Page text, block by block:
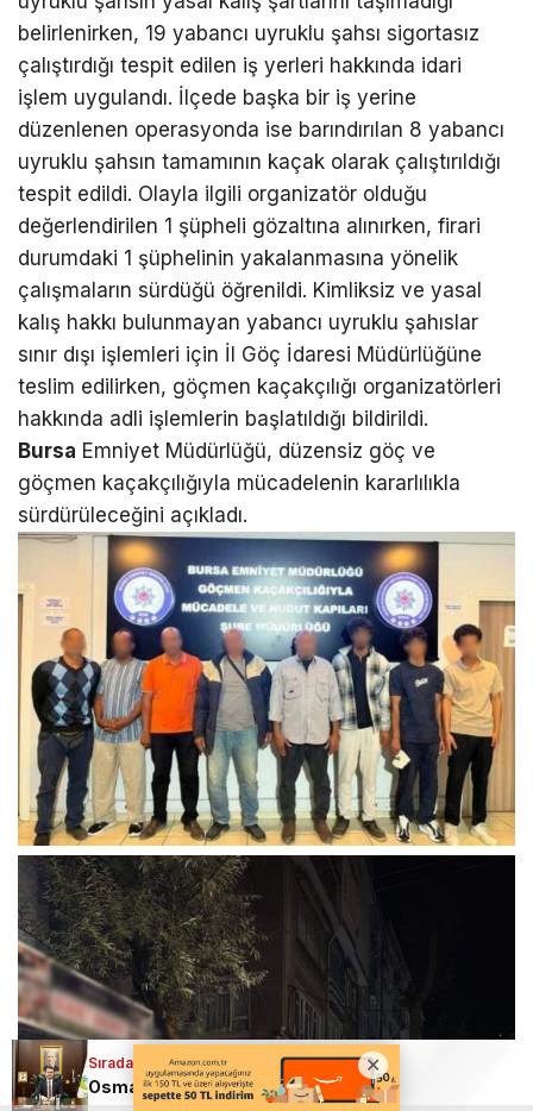
belirlenirken, 19 yabancı uyruklu şahsı sigortasız
çalıştırdığı tespit edilen iş yerleri hakkında idari
işlem uygulandı. İlçede başka bir iş yerine
düzenlenen operasyonda ise barındırılan 8 yabancı
uyruklu şahsın tamamının kaçak olarak çalıştırıldığı
tespit edildi. Olayla ilgili organizatör olduğu
değerlendirilen 1 şüpheli gözaltına alınırken, firari
durumdaki 1 şüphelinin yakalanmasına yönelik
çalışmaların sürdüğü öğrenildi. Kimliksiz ve yasal
kalış hakkı bulunmayan yabancı uyruklu şahıslar
sınır dışı işlemleri için İl Göç İdaresi Müdürlüğüne
teslim edilirken, göçmen kaçakçılığı organizatörleri
hakkında adli işlemlerin başlatıldığı bildirildi.
Bursa Emniyet Müdürlüğü, düzensiz göç ve
göçmen kaçakçılığıyla mücadelenin kararlılıkla
sürdürüleceğini açıkladı.
Sıradaki Haber
Osmangazi, Horizon Europe’ta Türkiye’nin tek temsilcisi oldu